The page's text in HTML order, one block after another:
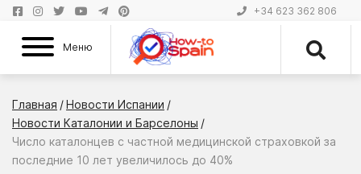
+34 623 362 806
Меню
Главная /Новости Испании /
Новости Каталонии и Барселоны /
Число каталонцев с частной медицинской страховкой за
последние 10 лет увеличилось до 40%